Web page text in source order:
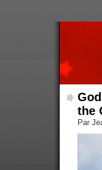
the
Par